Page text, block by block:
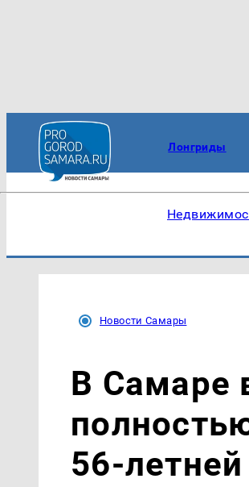
Лонгриды
Новости Самары
В Самаре
56-